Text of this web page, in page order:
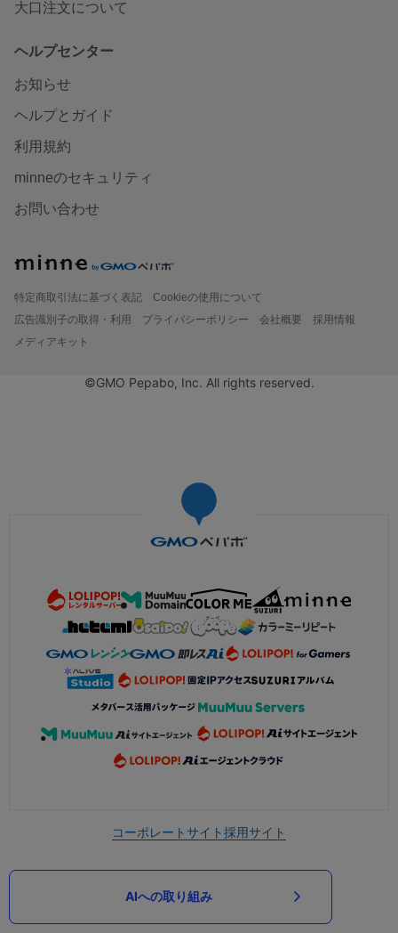
大口注文について
ヘルプセンター
お知らせ
ヘルプとガイド
利用規約
minneのセキュリティ
お問い合わせ
特定商取引法に基づく表記
Cookieの使用について
広告識別子の取得・利用
プライバシーポリシー 会社概要
採用情報
メディアキット
©GMO Pepabo, Inc. All rights reserved.
コーポレートサイト採用サイト
AIへの取り組み